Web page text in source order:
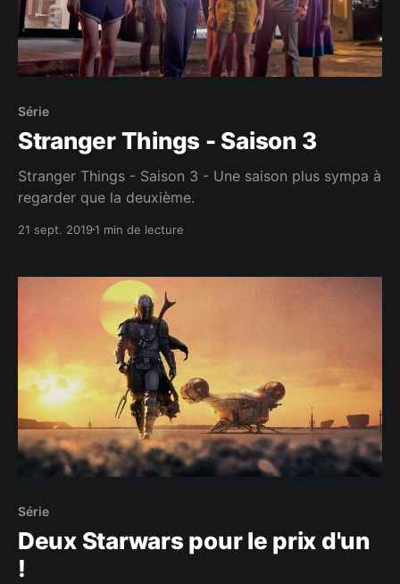
Série
Stranger Things - Saison 3
Stranger Things - Saison 3 - Une saison plus sympa à
regarder que la deuxième.
21 sept. 20191 min de lecture
Série
Deux Starwars pour le prix d'un
!